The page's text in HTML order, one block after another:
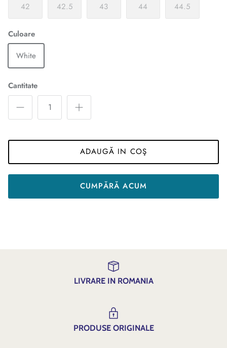
42 42.5 43 44 44.5
Culoare
White
Cantitate
ADAUGĂ IN COŞ
CUMPĂRĂ ACUM
LIVRARE IN ROMANIA
PRODUSE ORIGINALE